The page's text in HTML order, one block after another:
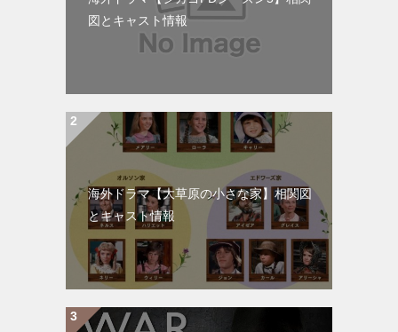
図とキャスト情報
海外ドラマ【大草原の小さな家】相関図
とキャスト情報